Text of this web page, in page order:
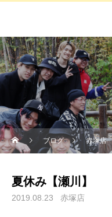
ブログ 赤塚店
夏休み【瀬川】
2019.08.23 赤塚店